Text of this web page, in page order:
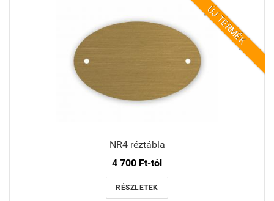
ÚJ TERMÉK
NR4 réztábla
4 700 Ft-tól
RÉSZLETEK